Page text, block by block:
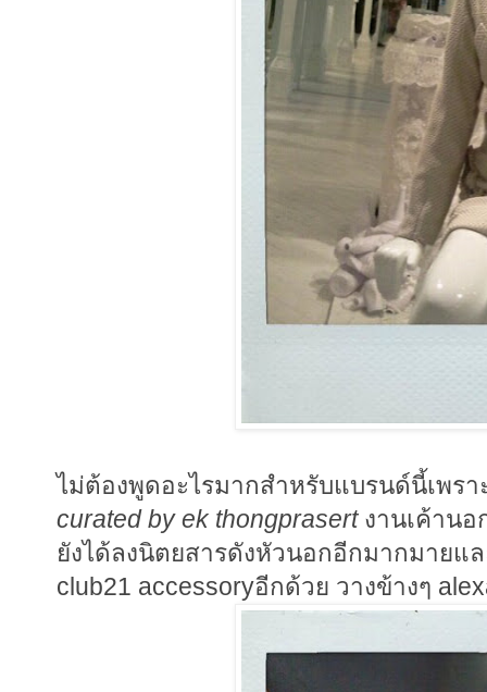
ไม่ต้องพูดอะไรมากสำหรับแบรนด์นี้เพรา
curated by ek thongprasertงานเค้านอ
ยังได้ลงนิตยสารดังหัวนอกอีกมากมายแ
club21 accessoryอีกด้วย วางข้างๆ